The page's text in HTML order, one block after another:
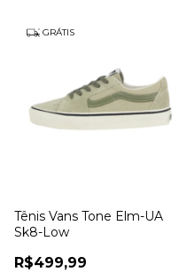
GRÁTIS
Tênis Vans Tone Elm-UA
Sk8-Low
R$499,99